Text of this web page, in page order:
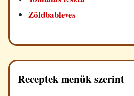
Zöldbableves
Receptek menük szerint